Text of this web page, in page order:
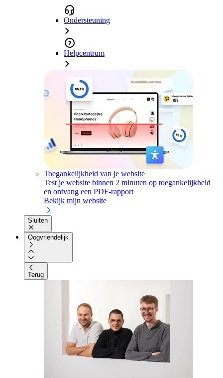
Ondersteuning
Helpcentrum
Toegankelijkheid van je website
Test je website binnen 2 minuten op toegankelijkheid
en ontvang een PDF-rapport
Bekijk mijn website
Sluiten
Oogvriendelijk
Terug